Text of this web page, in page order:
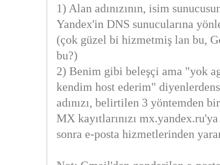
1) Alan adınızının, isim
Yandex'in DNS sunucularına
(çok güzel bi hizmetmiş lan bu,
bu?)
2) Benim gibi beleşçi ama "yok
kendim host ederim"
adınızı, belirtilen 3 yöntemden
MX kayıtlarınızı
sonra e-posta hizmetlerinden